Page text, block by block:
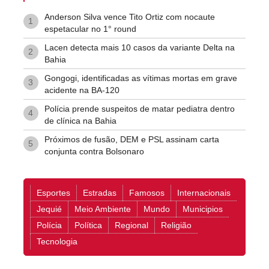
1
Anderson Silva vence Tito Ortiz com nocaute
espetacular no 1° round
2
Lacen detecta mais 10 casos da variante Delta na
Bahia
3
Gongogi, identificadas as vítimas mortas em grave
acidente na BA-120
4
Polícia prende suspeitos de matar pediatra dentro
de clínica na Bahia
5
Próximos de fusão, DEM e PSL assinam carta
conjunta contra Bolsonaro
Esportes Estradas Famosos
Internacionais
Jequié
Meio Ambiente Mundo
Municipios
Polícia
Política Regional
Religião
Tecnologia